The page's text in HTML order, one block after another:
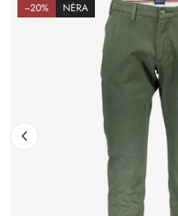
−20% NĖRA